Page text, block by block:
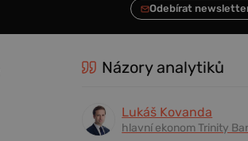
Názory analytiků
Lukáš Kovanda
hlavní ekonom Trinity